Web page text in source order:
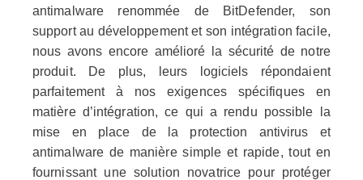
antimalware renommée de BitDefender, son
support au développement et son intégration facile,
nous avons encore amélioré la sécurité de notre
produit. De plus, leurs logiciels répondaient
parfaitement à nos exigences spécifiques en
matière d’intégration, ce qui a rendu possible la
mise en place de la protection antivirus et
antimalware de manière simple et rapide, tout en
fournissant une solution novatrice pour protéger